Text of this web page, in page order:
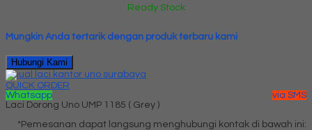
Ready Stock
Mungkin Anda tertarik dengan produk terbaru kami
Hubungi Kami
QUICK ORDER
Whatsapp
via SMS
Laci Dorong Uno UMP 1185 ( Grey )
*Pemesanan dapat langsung menghubungi kontak di bawah ini: